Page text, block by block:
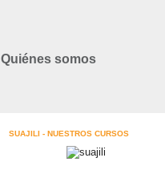
Quiénes somos
SUAJILI - NUESTROS CURSOS